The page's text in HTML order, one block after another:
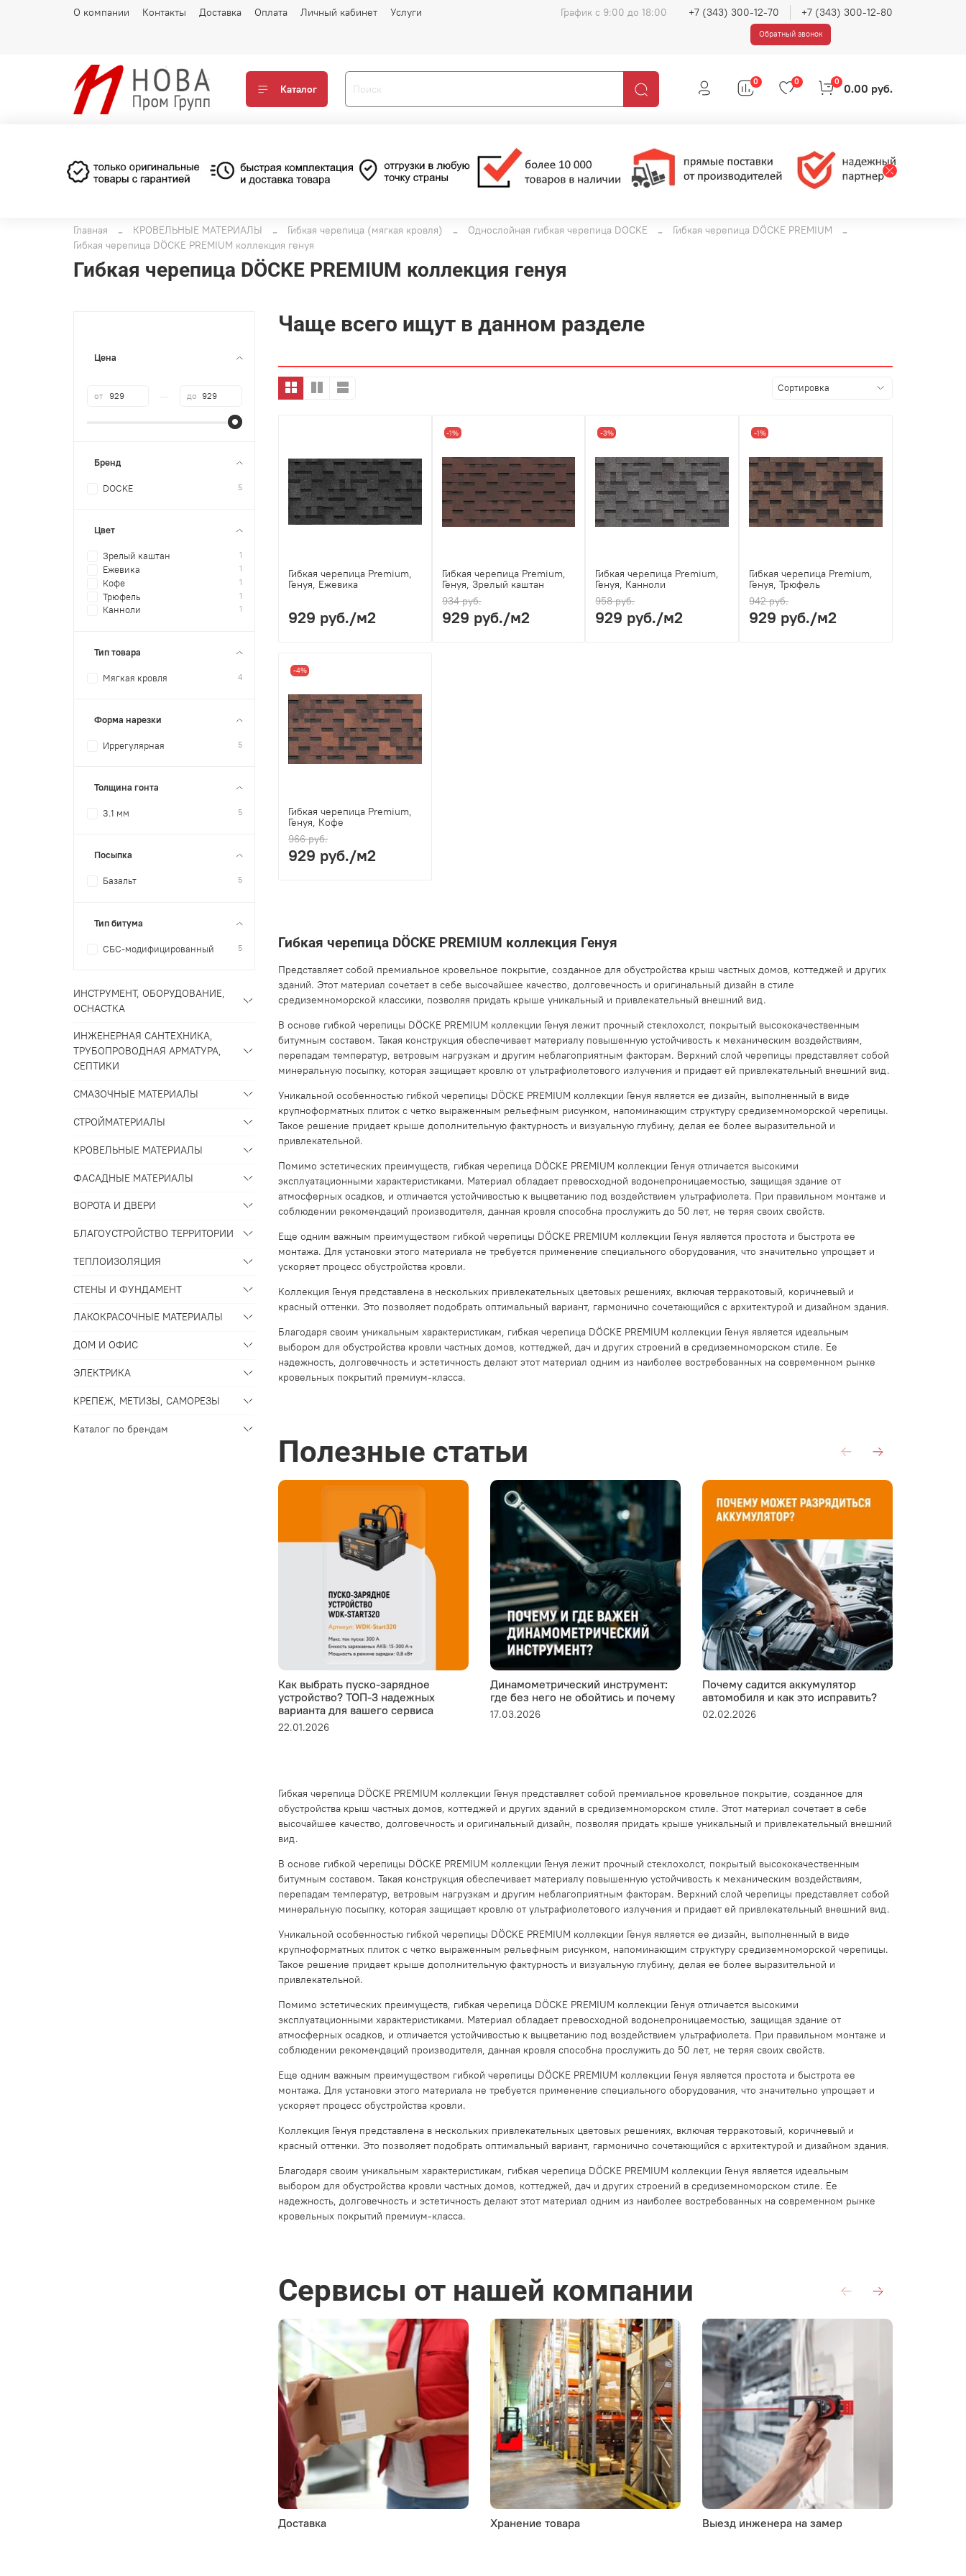
О компании Контакты Доставка Оплата Личный кабинет Услуги График с 9:00 до 18:00 +7 (343) 300-12-70 +7 (343) 300-12-80
Обратный звонок
Каталог
0 0 0 0.00 руб.
Главная КРОВЕЛЬНЫЕ МАТЕРИАЛЫ Гибкая черепица (мягкая кровля) Однослойная гибкая черепица DOCKE
Гибкая черепица DÖCKE PREMIUM
Гибкая черепица DÖCKE PREMIUM коллекция генуя
Гибкая черепица DÖCKE PREMIUM коллекция генуя
Чаще всего ищут в данном разделе
Гибкая черепица Premium,
Генуя, Ежевика
929 руб./м2
-1%
Гибкая черепица Premium,
Генуя, Зрелый каштан
934 руб.
929 руб./м2
-3%
Гибкая черепица Premium,
Генуя, Канноли
958 руб.
929 руб./м2
-1%
Гибкая черепица Premium,
Генуя, Трюфель
942 руб.
929 руб./м2
-4%
Гибкая черепица Premium,
Генуя, Кофе
966 руб.
929 руб./м2
Гибкая черепица DÖCKE PREMIUM коллекция Генуя
Представляет собой премиальное кровельное покрытие, созданное для обустройства крыш частных домов, коттеджей и других
зданий. Этот материал сочетает в себе высочайшее качество, долговечность и оригинальный дизайн в стиле
средиземноморской классики, позволяя придать крыше уникальный и привлекательный внешний вид.
В основе гибкой черепицы DÖCKE PREMIUM коллекции Генуя лежит прочный стеклохолст, покрытый высококачественным
битумным составом. Такая конструкция обеспечивает материалу повышенную устойчивость к механическим воздействиям,
перепадам температур, ветровым нагрузкам и другим неблагоприятным факторам. Верхний слой черепицы представляет собой
минеральную посыпку, которая защищает кровлю от ультрафиолетового излучения и придает ей привлекательный внешний вид.
Уникальной особенностью гибкой черепицы DÖCKE PREMIUM коллекции Генуя является ее дизайн, выполненный в виде
крупноформатных плиток с четко выраженным рельефным рисунком, напоминающим структуру средиземноморской черепицы.
Такое решение придает крыше дополнительную фактурность и визуальную глубину, делая ее более выразительной и
привлекательной.
Помимо эстетических преимуществ, гибкая черепица DÖCKE PREMIUM коллекции Генуя отличается высокими
эксплуатационными характеристиками. Материал обладает превосходной водонепроницаемостью, защищая здание от
атмосферных осадков, и отличается устойчивостью к выцветанию под воздействием ультрафиолета. При правильном монтаже и
соблюдении рекомендаций производителя, данная кровля способна прослужить до 50 лет, не теряя своих свойств.
Еще одним важным преимуществом гибкой черепицы DÖCKE PREMIUM коллекции Генуя является простота и быстрота ее
монтажа. Для установки этого материала не требуется применение специального оборудования, что значительно упрощает и
ускоряет процесс обустройства кровли.
Коллекция Генуя представлена в нескольких привлекательных цветовых решениях, включая терракотовый, коричневый и
красный оттенки. Это позволяет подобрать оптимальный вариант, гармонично сочетающийся с архитектурой и дизайном здания.
Благодаря своим уникальным характеристикам, гибкая черепица DÖCKE PREMIUM коллекции Генуя является идеальным
выбором для обустройства кровли частных домов, коттеджей, дач и других строений в средиземноморском стиле. Ее
надежность, долговечность и эстетичность делают этот материал одним из наиболее востребованных на современном рынке
кровельных покрытий премиум-класса.
Полезные статьи
Как выбрать пуско-зарядное
устройство? ТОП-3 надежных
варианта для вашего сервиса
22.01.2026
Динамометрический инструмент:
где без него не обойтись и почему
17.03.2026
Почему садится аккумулятор
автомобиля и как это исправить?
02.02.2026
Гибкая черепица DÖCKE PREMIUM коллекции Генуя представляет собой премиальное кровельное покрытие, созданное для
обустройства крыш частных домов, коттеджей и других зданий в средиземноморском стиле. Этот материал сочетает в себе
высочайшее качество, долговечность и оригинальный дизайн, позволяя придать крыше уникальный и привлекательный внешний
вид.
В основе гибкой черепицы DÖCKE PREMIUM коллекции Генуя лежит прочный стеклохолст, покрытый высококачественным
битумным составом. Такая конструкция обеспечивает материалу повышенную устойчивость к механическим воздействиям,
перепадам температур, ветровым нагрузкам и другим неблагоприятным факторам. Верхний слой черепицы представляет собой
минеральную посыпку, которая защищает кровлю от ультрафиолетового излучения и придает ей привлекательный внешний вид.
Уникальной особенностью гибкой черепицы DÖCKE PREMIUM коллекции Генуя является ее дизайн, выполненный в виде
крупноформатных плиток с четко выраженным рельефным рисунком, напоминающим структуру средиземноморской черепицы.
Такое решение придает крыше дополнительную фактурность и визуальную глубину, делая ее более выразительной и
привлекательной.
Помимо эстетических преимуществ, гибкая черепица DÖCKE PREMIUM коллекции Генуя отличается высокими
эксплуатационными характеристиками. Материал обладает превосходной водонепроницаемостью, защищая здание от
атмосферных осадков, и отличается устойчивостью к выцветанию под воздействием ультрафиолета. При правильном монтаже и
соблюдении рекомендаций производителя, данная кровля способна прослужить до 50 лет, не теряя своих свойств.
Еще одним важным преимуществом гибкой черепицы DÖCKE PREMIUM коллекции Генуя является простота и быстрота ее
монтажа. Для установки этого материала не требуется применение специального оборудования, что значительно упрощает и
ускоряет процесс обустройства кровли.
Коллекция Генуя представлена в нескольких привлекательных цветовых решениях, включая терракотовый, коричневый и
красный оттенки. Это позволяет подобрать оптимальный вариант, гармонично сочетающийся с архитектурой и дизайном здания.
Благодаря своим уникальным характеристикам, гибкая черепица DÖCKE PREMIUM коллекции Генуя является идеальным
выбором для обустройства кровли частных домов, коттеджей, дач и других строений в средиземноморском стиле. Ее
надежность, долговечность и эстетичность делают этот материал одним из наиболее востребованных на современном рынке
кровельных покрытий премиум-класса.
Сервисы от нашей компании
Доставка Хранение товара Выезд инженера на замер
Цена
от до
Бренд
DOCKE 5
Цвет
Зрелый каштан 1
Ежевика 1
Кофе 1
Трюфель 1
Канноли 1
Тип товара
Мягкая кровля 4
Форма нарезки
Иррегулярная 5
Толщина гонта
3.1 мм 5
Посыпка
Базальт 5
Тип битума
СБС-модифицированный 5
ИНСТРУМЕНТ, ОБОРУДОВАНИЕ,
ОСНАСТКА
ИНЖЕНЕРНАЯ САНТЕХНИКА,
ТРУБОПРОВОДНАЯ АРМАТУРА,
СЕПТИКИ
СМАЗОЧНЫЕ МАТЕРИАЛЫ
СТРОЙМАТЕРИАЛЫ
КРОВЕЛЬНЫЕ МАТЕРИАЛЫ
ФАСАДНЫЕ МАТЕРИАЛЫ
ВОРОТА И ДВЕРИ
БЛАГОУСТРОЙСТВО ТЕРРИТОРИИ
ТЕПЛОИЗОЛЯЦИЯ
СТЕНЫ И ФУНДАМЕНТ
ЛАКОКРАСОЧНЫЕ МАТЕРИАЛЫ
ДОМ И ОФИС
ЭЛЕКТРИКА
КРЕПЕЖ, МЕТИЗЫ, САМОРЕЗЫ
Каталог по брендам